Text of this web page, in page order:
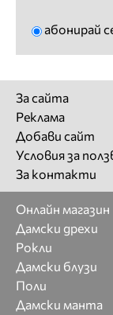
абонирай
За сайта
Реклама
Добави сайт
Условия за
За контакти
Онлайн магазин
Дамски дрехи
Рокли
Дамски блузи
Поли
Дамски манта